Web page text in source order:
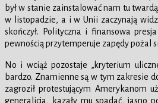
był w stanie zainstalować nam tu
w listopadzie, a i w Unii zaczynają
skończył. Polityczna i finansowa
pewnością przytemperuje zapędy pożal
No i wciąż pozostaje „kryterium
bardzo. Znamienne są w tym zakresie
zagroził protestującym Amerykanom
generalicja, kazały mu spadać, jasno